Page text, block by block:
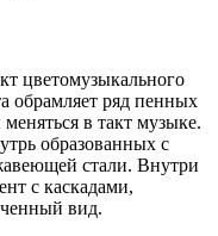
цветомузыкального
обрамляет ряд пенных
в такт музыке.
образованных с
стали. Внутри
с каскадами,
вид.